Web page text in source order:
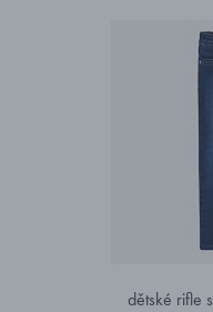
dětské rifle